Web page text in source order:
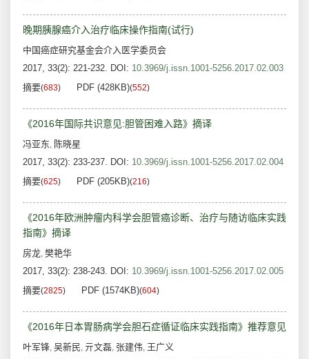
晚期胰腺癌介入治疗临床操作指南(试行)
中国癌症研究基金会介入医学委员会
2017, 33(2): 221-232. DOI: 10.3969/j.issn.1001-5256.2017.02.003
摘要(683) PDF (428KB)(552)
《2016年国际共识意见:胆管困难入路》摘译
冯亚东, 陈晓星
2017, 33(2): 233-237. DOI: 10.3969/j.issn.1001-5256.2017.02.004
摘要(625) PDF (205KB)(216)
《2016年欧洲肿瘤内科学会胆管癌诊断、治疗与随访临床实践
指南》摘译
房龙, 樊艳华
2017, 33(2): 238-243. DOI: 10.3969/j.issn.1001-5256.2017.02.005
摘要(2825) PDF (1574KB)(604)
《2016年日本胃肠病学会胆石症循证临床实践指南》推荐意见
叶军锋, 吴新民, 亓文磊, 张建伟, 王广义